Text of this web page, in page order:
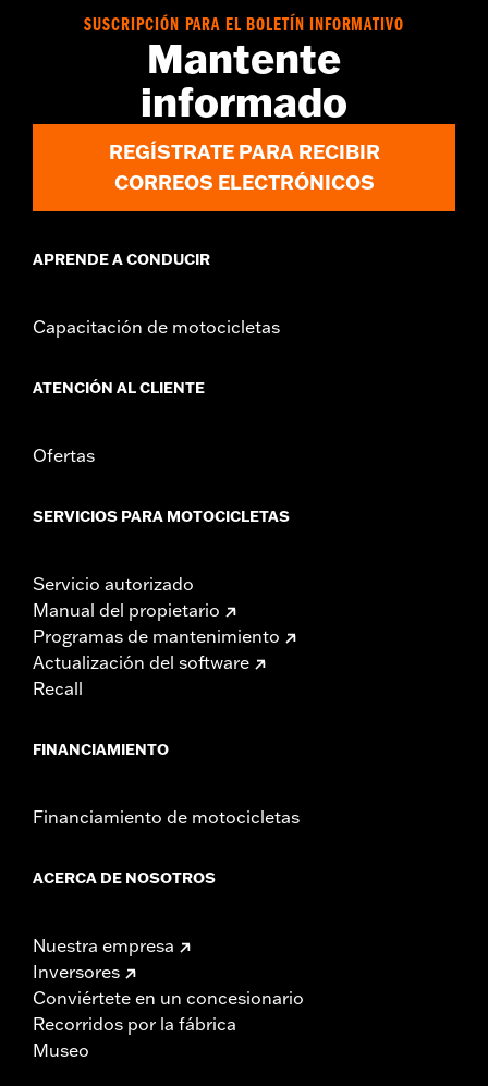
1 year limited warranty – Go to
d.com/warrantyfor full details
SUSCRIPCIÓN PARA EL BOLETÍN INFORMATIVO
Mantente
informado
REGÍSTRATE PARA RECIBIR
CORREOS ELECTRÓNICOS
APRENDE A CONDUCIR
Capacitación de motocicletas
ATENCIÓN AL CLIENTE
Ofertas
SERVICIOS PARA MOTOCICLETAS
Servicio autorizado
Manual del propietario
Programas de mantenimiento
Actualización del software
Recall
FINANCIAMIENTO
Financiamiento de motocicletas
ACERCA DE NOSOTROS
Nuestra empresa
Inversores
Conviértete en un concesionario
Recorridos por la fábrica
Museo